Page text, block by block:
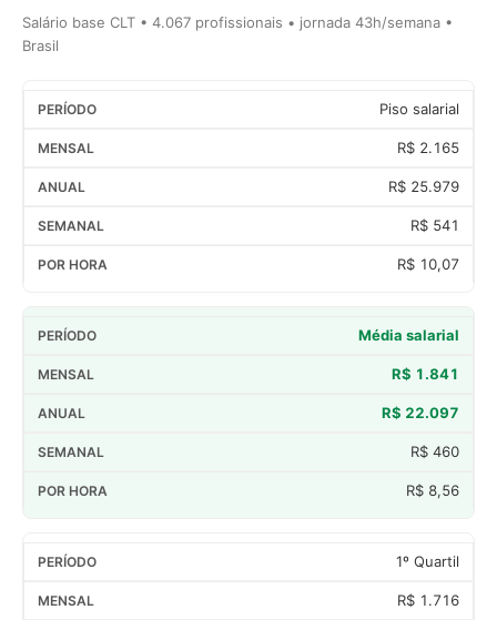
Salário base CLT • 4.067 profissionais • jornada 43h/semana •
Brasil
Piso salarial
R$ 2.165
R$ 25.979
R$ 541
R$ 10,07
Média salarial
R$ 1.841
R$ 22.097
R$ 460
R$ 8,56
1º Quartil
R$ 1.716